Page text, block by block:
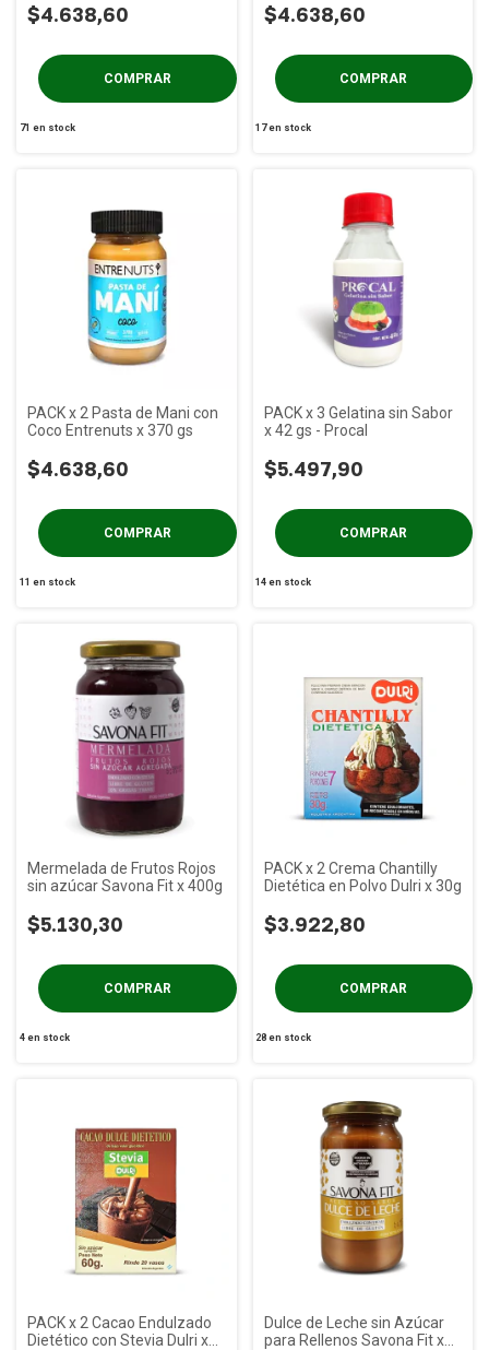
$4.638,60
71 en stock
$4.638,60
17en stock
PACK x 2 Pasta de Mani con
Coco Entrenuts x 370 gs
$4.638,60
11 en stock
PACK x 3 Gelatina sin Sabor
x 42 gs - Procal
$5.497,90
14 en stock
Mermelada de Frutos Rojos
sin azúcar Savona Fit x 400g
$5.130,30
4en stock
PACK x 2 Crema Chantilly
Dietética en Polvo Dulri x 30g
$3.922,80
28 en stock
PACK x 2 Cacao Endulzado
Dietético con Stevia Dulri x
Dulce de Leche sin Azúcar
para Rellenos Savona Fit x